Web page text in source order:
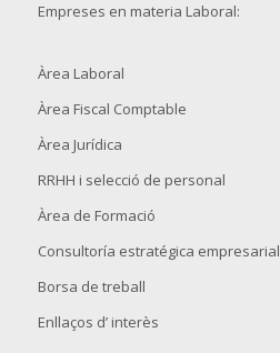
Empreses en materia Laboral:
Àrea Laboral
Àrea Fiscal Comptable
Àrea Jurídica
RRHH i selecció de personal
Àrea de Formació
Consultoría estratégica empresarial
Borsa de treball
Enllaços d’ interès